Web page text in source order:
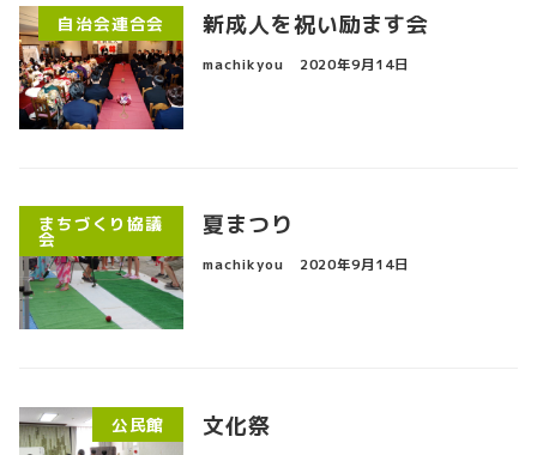
自治会連合会 新成人を祝い励ます会
machikyou 2020年9月14日
まちづくり協議
会 夏まつり
machikyou 2020年9月14日
公民館 文化祭